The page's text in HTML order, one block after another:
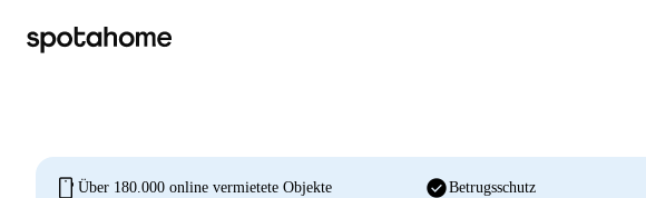
mobile Über 180.000 online vermietete Objekte check_circleBetrugsschutz